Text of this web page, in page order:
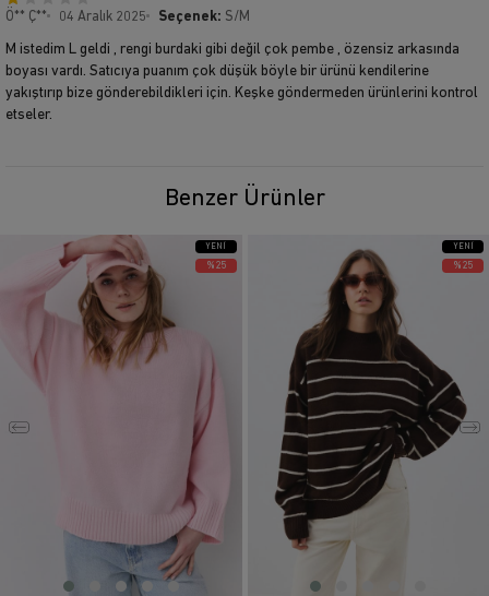
Ö** Ç** 04 Aralık 2025 Seçenek: S/M
M istedim L geldi , rengi burdaki gibi değil çok pembe , özensiz arkasında
boyası vardı. Satıcıya puanım çok düşük böyle bir ürünü kendilerine
yakıştırıp bize gönderebildikleri için. Keşke göndermeden ürünlerini kontrol
etseler.
Benzer Ürünler
YENI
ÜRÜN
%25
YENI
ÜRÜN
%25